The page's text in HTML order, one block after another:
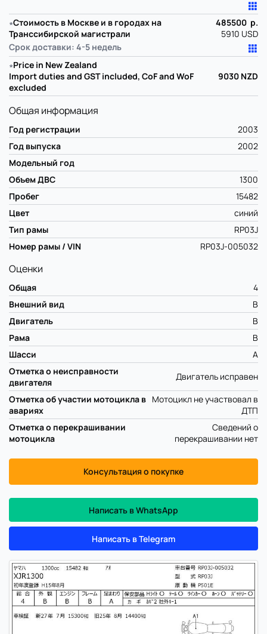
∗Стоимость в Москве и в городах на
Транссибирской магистрали
Срок доставки: 4-5 недель
485500 р.
5910 USD
∗Price in New Zealand
Import duties and GST included, CoF and WoF
excluded
9030 NZD
Общая информация
Год регистрации
2003
Год выпуска
2002
Модельный год
Объем ДВС
1300
Пробег
15482
Цвет
синий
Тип рамы
RP03J
Номер рамы / VIN
RP03J-005032
Оценки
Общая
4
Внешний вид
B
Двигатель
B
Рама
B
Шасси
A
Отметка о неисправности
двигателя
Двигатель исправен
Отметка об участии мотоцикла в
авариях
Мотоцикл не участвовал в
ДТП
Отметка о перекрашивании
мотоцикла
Сведений о
перекрашивании нет
Консультация о покупке
Написать в WhatsApp
Написать в Telegram